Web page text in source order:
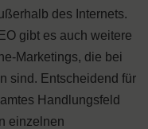
des Internets.
gibt es auch weitere
Marketings, die bei
sind. Entscheidend für
Handlungsfeld
einzelnen